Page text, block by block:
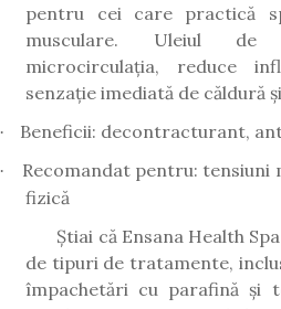
pentru cei care practică
musculare. Uleiul de
microcirculația, reduce
senzație imediată de căldură
· Beneficii: decontracturant,
·
Recomandat pentru: tensiuni
fizică
Știai că Ensana Health
de tipuri de tratamente,
împachetări cu parafină și